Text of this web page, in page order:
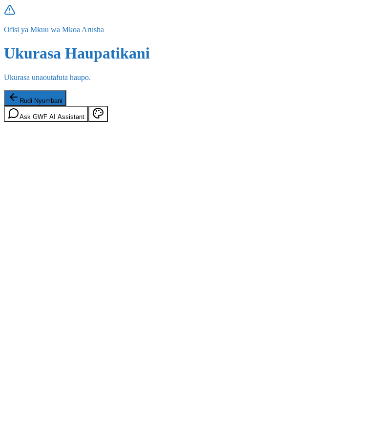
Ofisi ya Mkuu wa Mkoa Arusha
Ukurasa Haupatikani
Ukurasa unaoutafuta haupo.
Rudi Nyumbani
Ask GWF AI Assistant